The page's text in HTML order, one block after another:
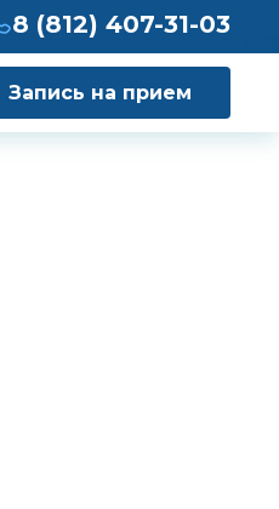
8 (812) 407-31-03
Запись на прием